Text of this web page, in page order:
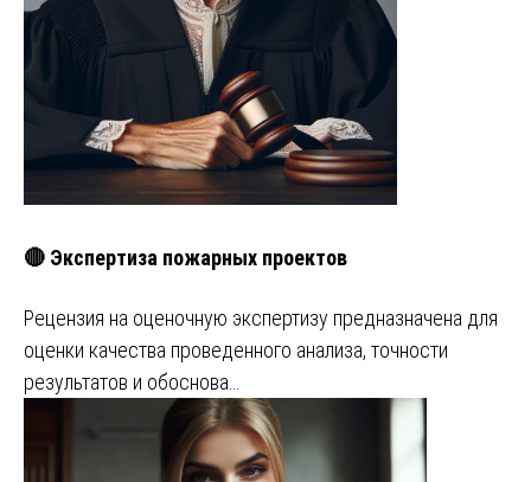
🔴 Экспертиза пожарных проектов
Рецензия на оценочную экспертизу предназначена для
оценки качества проведенного анализа, точности
результатов и обоснова…